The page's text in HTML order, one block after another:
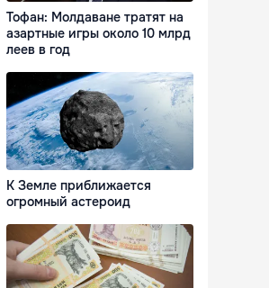
Тофан: Молдаване тратят на
азартные игры около 10 млрд
леев в год
К Земле приближается
огромный астероид